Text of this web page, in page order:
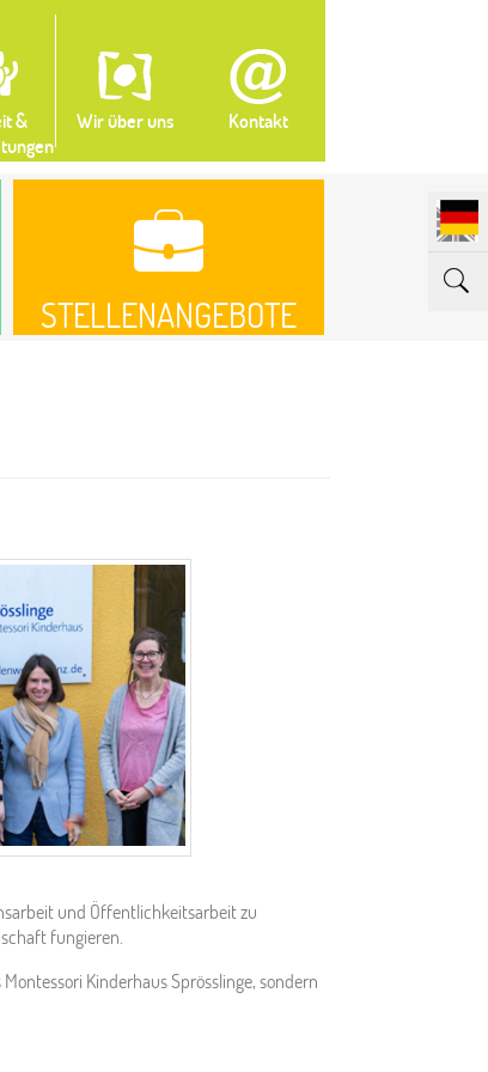
&
Wir über uns Kontakt
STELLENANGEBOTE
und Öffentlichkeitsarbeit zu
fungieren.
Kinderhaus Sprösslinge, sondern